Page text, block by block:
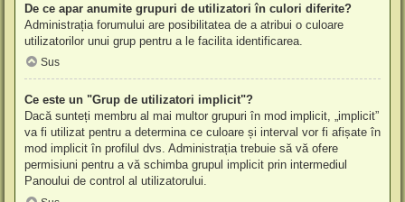
De ce apar anumite grupuri de utilizatori în culori diferite?
Administrația forumului are posibilitatea de a atribui o culoare
utilizatorilor unui grup pentru a le facilita identificarea.
Sus
Ce este un "Grup de utilizatori implicit"?
Dacă sunteți membru al mai multor grupuri în mod implicit, „implicit”
va fi utilizat pentru a determina ce culoare și interval vor fi afișate în
mod implicit în profilul dvs. Administrația trebuie să vă ofere
permisiuni pentru a vă schimba grupul implicit prin intermediul
Panoului de control al utilizatorului.